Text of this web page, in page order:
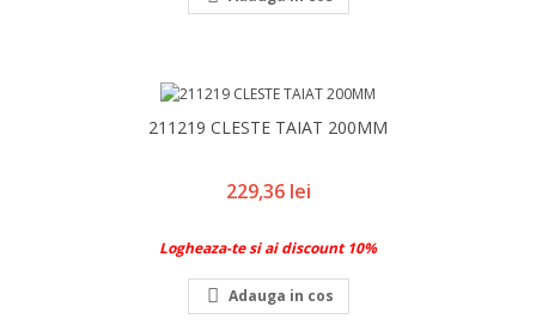
211219 CLESTE TAIAT 200MM
Pret
229,36 lei
Logheaza-te si ai discount 10%
 Adauga in cos